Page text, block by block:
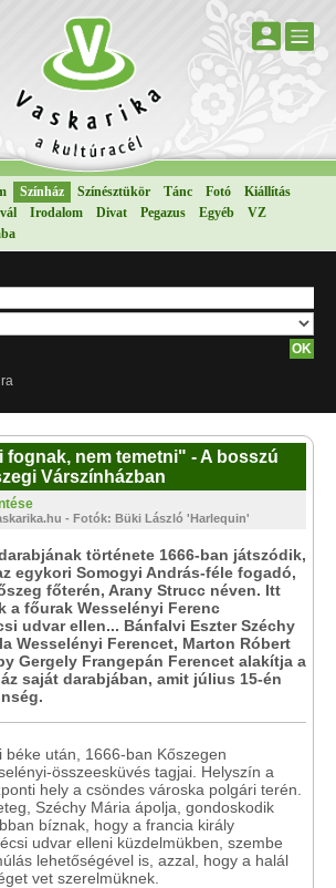
Színház Színésztükör Tánc Fotó
Kiállítás
Irodalom Divat Pegazus Egyéb
VZ
fognak, nem temetni" - A bosszú
Várszínházban
- Fotók: Büki László 'Harlequin'
története 1666-ban játszódik,
egykori Somogyi András-féle fogadó,
főterén, Arany Strucc néven. Itt
a főurak Wesselényi Ferenc
udvar ellen... Bánfalvi Eszter Széchy
Wesselényi Ferencet, Marton Róbert
Gergely Frangepán Ferencet alakítja a
saját darabjában, amit július 15-én
béke után, 1666-ban Kőszegen
összeesküvés tagjai. Helyszín a
hely a csöndes városka polgári terén.
Széchy Mária ápolja, gondoskodik
bíznak, hogy a francia király
udvar elleni küzdelmükben, szembe
lehetőségével is, azzal, hogy a halál
vet szerelmüknek.